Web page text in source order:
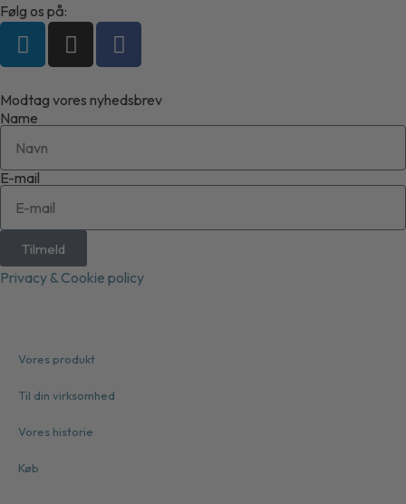
Følg os på:
Modtag vores nyhedsbrev
Name
E-mail
Tilmeld
Privacy & Cookie policy
Vores produkt
Til din virksomhed
Vores historie
Køb